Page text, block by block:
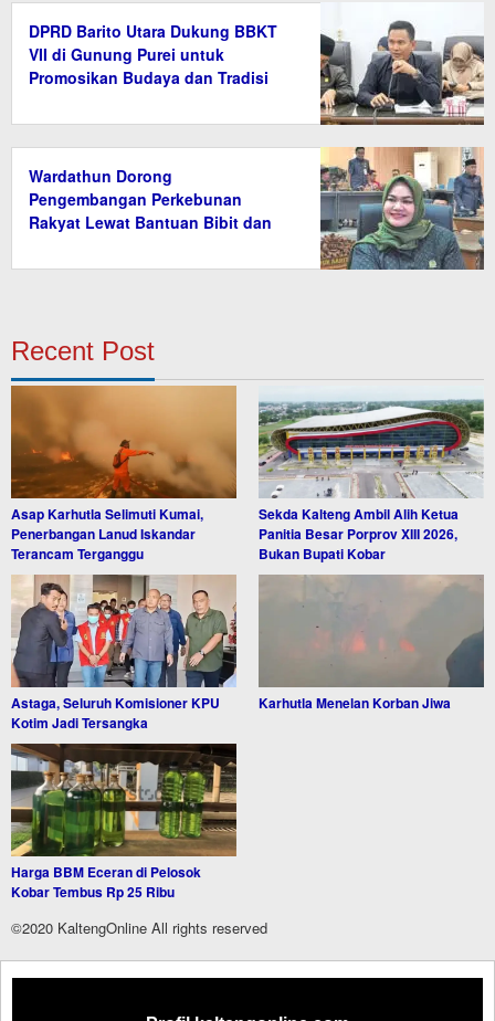
DPRD Barito Utara Dukung BBKT
VII di Gunung Purei untuk
Promosikan Budaya dan Tradisi
Wardathun Dorong
Pengembangan Perkebunan
Rakyat Lewat Bantuan Bibit dan
Recent Post
Asap Karhutla Selimuti Kumai,
Penerbangan Lanud Iskandar
Terancam Terganggu
Sekda Kalteng Ambil Alih Ketua
Panitia Besar Porprov XIII 2026,
Bukan Bupati Kobar
Astaga, Seluruh Komisioner KPU
Kotim Jadi Tersangka
Karhutla Menelan Korban Jiwa
Harga BBM Eceran di Pelosok
Kobar Tembus Rp 25 Ribu
©2020 KaltengOnline All rights reserved